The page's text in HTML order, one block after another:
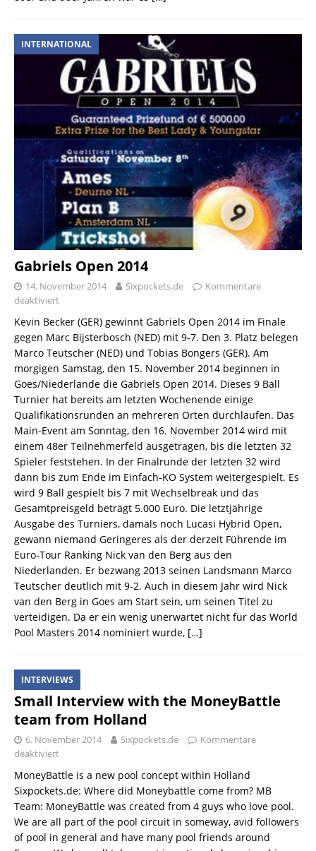
INTERNATIONAL
Gabriels Open 2014
14. November 2014 Sixpockets.de
Kommentare
deaktiviert
Kevin Becker (GER) gewinnt Gabriels Open 2014 im Finale
gegen Marc Bijsterbosch (NED) mit 9-7. Den 3. Platz belegen
Marco Teutscher (NED) und Tobias Bongers (GER). Am
morgigen Samstag, den 15. November 2014 beginnen in
Goes/Niederlande die Gabriels Open 2014. Dieses 9 Ball
Turnier hat bereits am letzten Wochenende einige
Qualifikationsrunden an mehreren Orten durchlaufen. Das
Main-Event am Sonntag, den 16. November 2014 wird mit
einem 48er Teilnehmerfeld ausgetragen, bis die letzten 32
Spieler feststehen. In der Finalrunde der letzten 32 wird
dann bis zum Ende im Einfach-KO System weitergespielt. Es
wird 9 Ball gespielt bis 7 mit Wechselbreak und das
Gesamtpreisgeld beträgt 5.000 Euro. Die letztjährige
Ausgabe des Turniers, damals noch Lucasi Hybrid Open,
gewann niemand Geringeres als der derzeit Führende im
Euro-Tour Ranking Nick van den Berg aus den
Niederlanden. Er bezwang 2013 seinen Landsmann Marco
Teutscher deutlich mit 9-2. Auch in diesem Jahr wird Nick
van den Berg in Goes am Start sein, um seinen Titel zu
verteidigen. Da er ein wenig unerwartet nicht für das World
Pool Masters 2014 nominiert wurde, […]
INTERVIEWS
Small Interview with the MoneyBattle
team from Holland
6. November 2014 Sixpockets.de
Kommentare
deaktiviert
MoneyBattle is a new pool concept within Holland
Sixpockets.de: Where did Moneybattle come from? MB
Team: MoneyBattle was created from 4 guys who love pool.
We are all part of the pool circuit in someway, avid followers
of pool in general and have many pool friends around